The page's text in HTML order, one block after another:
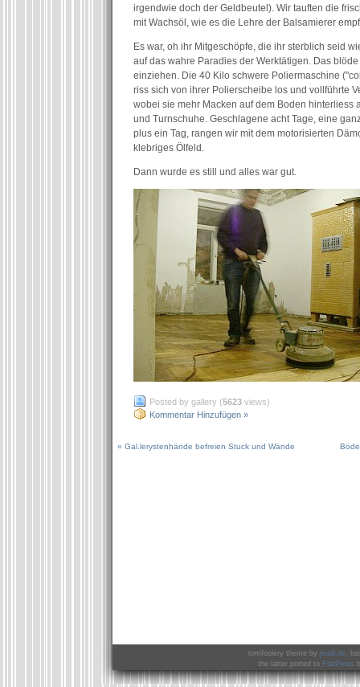
irgendwie doch der Geldbeutel). Wir tauften die
mit Wachsöl, wie es die Lehre der Balsamierer
Es war, oh ihr Mitgeschöpfe, die ihr sterblich seid
auf das wahre Paradies der Werktätigen. Das
einziehen. Die 40 Kilo schwere Poliermaschine
riss sich von ihrer Polierscheibe los und vollführte
wobei sie mehr Macken auf dem Boden hinterliess
und Turnschuhe. Geschlagene acht Tage, eine
plus ein Tag, rangen wir mit dem motorisierten
klebriges Ölfeld.
Dann wurde es still und alles war gut.
Posted by gallery (5623 views)
Kommentar Hinzufügen »
« Gal.lerystenhände befreien Stuck und Wände
tomfoolery theme by jeudi.de,
the latter ported to FlatPress